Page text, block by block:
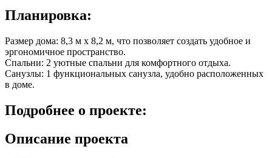
Планировка:
Размер дома: 8,3 м x 8,2 м, что позволяет создать удобное и
эргономичное пространство.
Спальни: 2 уютные спальни для комфортного отдыха.
Санузлы: 1 функциональных санузла, удобно расположенных
в доме.
Подробнее о проекте:
Описание проекта